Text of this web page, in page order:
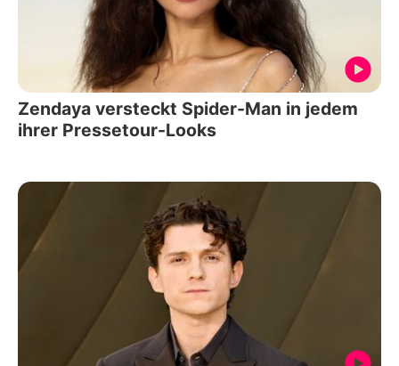
Zendaya versteckt Spider-Man in jedem
ihrer Pressetour-Looks